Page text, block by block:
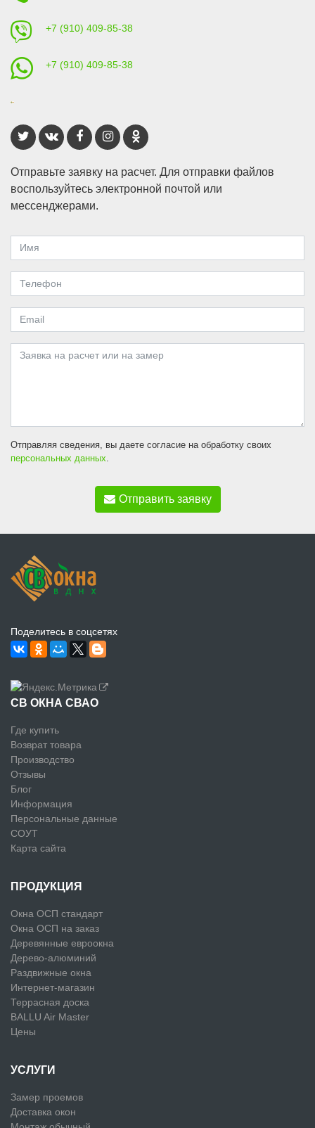
+7 (910) 409-85-38
+7 (910) 409-85-38
Отправьте заявку на расчет. Для отправки файлов
воспользуйтесь электронной почтой или
мессенджерами.
Отправляя сведения, вы даете согласие на обработку своих
персональных данных
Отправить заявку
Поделитесь в соцсетях
СВ ОКНА СВАО
Где купить
Возврат товара
Производство
Отзывы
Блог
Информация
Персональные данные
СОУТ
Карта сайта
ПРОДУКЦИЯ
Окна ОСП стандарт
Окна ОСП на заказ
Деревянные евроокна
Дерево-алюминий
Раздвижные окна
Интернет-магазин
Террасная доска
BALLU Air Master
Цены
УСЛУГИ
Замер проемов
Доставка окон